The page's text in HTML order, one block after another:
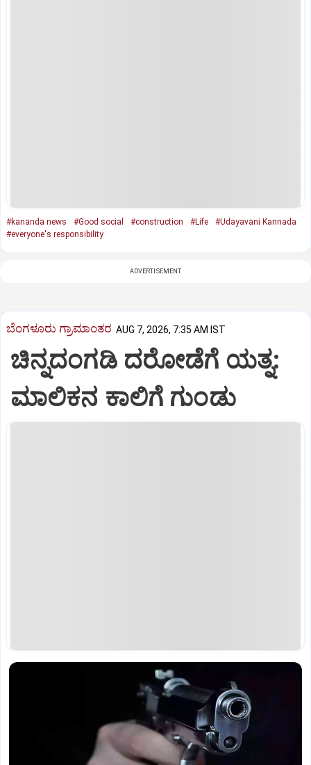
#kananda news #Good social #construction #Life
#Udayavani Kannada
#everyone's responsibility
ADVERTISEMENT
ಬೆಂಗಳೂರು ಗ್ರಾಮಾಂತರ AUG 7, 2026, 7:35 AM IST
ಚಿನ್ನದಂಗಡಿ ದರೋಡೆಗೆ ಯತ್ನ:
ಮಾಲಿಕನ ಕಾಲಿಗೆ ಗುಂಡು